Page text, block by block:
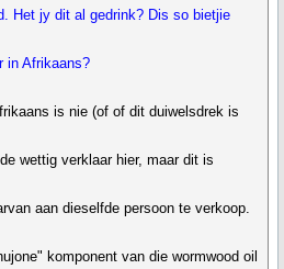
Het jy dit al gedrink? Dis so bietjie
in Afrikaans?
is nie (of of dit duiwelsdrek is
wettig verklaar hier, maar dit is
aan dieselfde persoon te verkoop.
komponent van die wormwood oil